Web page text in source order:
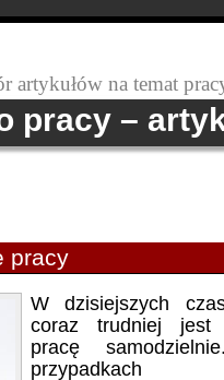
artykułów na temat
pracy –
pracy
W dzisiejszych
coraz trudniej jest
pracę
przypadkach